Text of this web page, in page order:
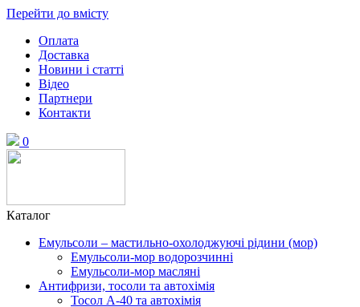
Перейти до вмісту
Оплата
Доставка
Новини і статті
Відео
Партнери
Контакти
0
Каталог
Емульсоли – мастильно-охолоджуючі рідини (мор)
Емульсоли-мор водорозчинні
Емульсоли-мор масляні
Антифризи, тосоли та автохімія
Тосол А-40 та автохімія